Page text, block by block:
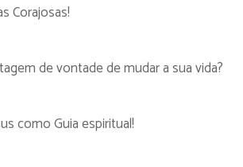
Corajosas!
de vontade de mudar a sua vida?
como Guia espiritual!